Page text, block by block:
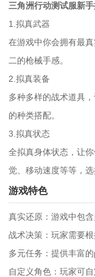
三角洲行动测试服新
1.拟真武器
在游戏中你会拥有最
二的枪械手感。
2.拟真装备
多种多样的战术道具
的种类搭配。
3.拟真状态
全拟真身体状态，让
觉、移动速度等等，
游戏特色
真实还原：游戏中包
战术决策：玩家需要
多元任务：提供丰富
自定义角色：玩家可